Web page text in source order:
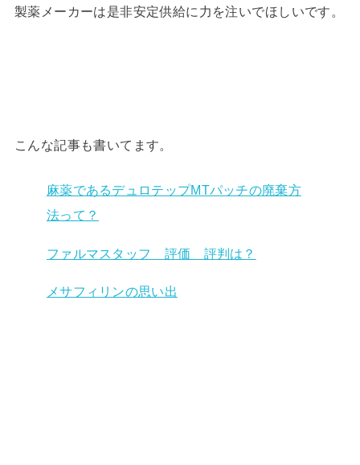
製薬メーカーは是非安定供給に力を注いでほしいです。
こんな記事も書いてます。
麻薬であるデュロテップMTパッチの廃棄方
法って？
ファルマスタッフ 評価 評判は？
メサフィリンの思い出